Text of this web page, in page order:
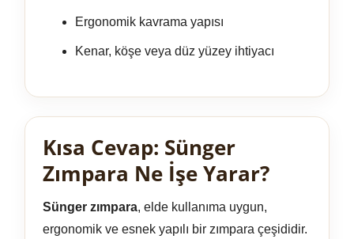
Ergonomik kavrama yapısı
Kenar, köşe veya düz yüzey ihtiyacı
Kısa Cevap: Sünger
Zımpara Ne İşe Yarar?
Sünger zımpara, elde kullanıma uygun,
ergonomik ve esnek yapılı bir zımpara çeşididir.